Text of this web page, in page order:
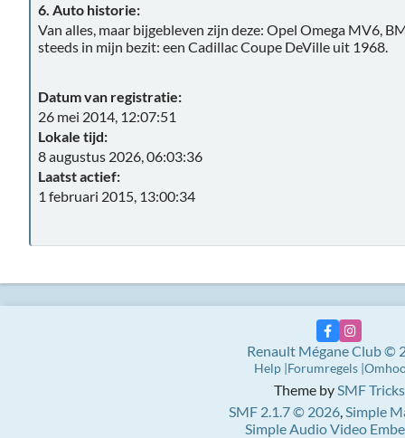
6. Auto historie:
Van alles, maar bijgebleven zijn deze: Opel Omega MV6,
steeds in mijn bezit: een Cadillac Coupe DeVille uit 1968.
Datum van registratie:
26 mei 2014, 12:07:51
Lokale tijd:
8 augustus 2026, 06:03:36
Laatst actief:
1 februari 2015, 13:00:34
Theme bySMF Tricks
SMF 2.1.7 © 2026,Simple
Simple Audio Video
Renault Mégane Club ©
Help Forumregels